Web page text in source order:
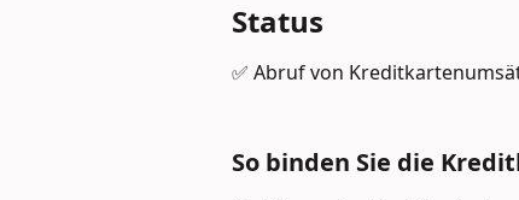
Status
✅ Abruf von
So binden Sie die